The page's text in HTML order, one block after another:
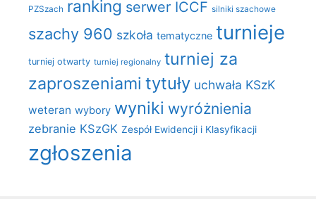
PZSzach ranking serwer ICCF silniki szachowe
szachy 960 szkoła tematyczne turnieje
turniej otwarty turniej regionalny turniej za
zaproszeniami tytuły uchwała KSzK
weteran wybory wyniki wyróżnienia
zebranie KSzGK Zespół Ewidencji i Klasyfikacji
zgłoszenia